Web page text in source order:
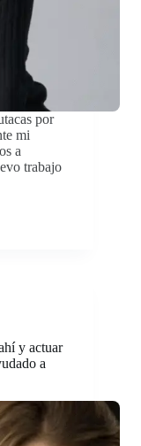
por
mi
a
trabajo
y actuar
a